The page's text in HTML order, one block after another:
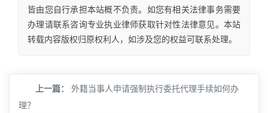
皆由您自行承担本站概不负责。如您有相关法律事务需要
办理请联系咨询专业执业律师获取针对性法律意见。本站
转载内容版权归原权利人，如涉及您的权益可联系处理。
上一篇：
外籍当事人申请强制执行委托代理手续如何办
理？